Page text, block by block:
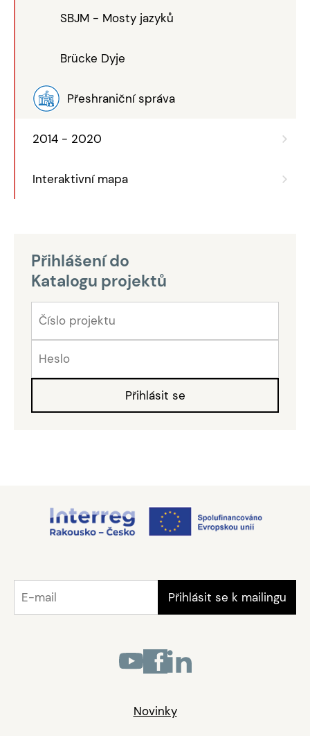
SBJM - Mosty jazyků
Brücke Dyje
Přeshraniční správa
2014 - 2020
Interaktivní mapa
Přihlášení do
Katalogu projektů
Novinky